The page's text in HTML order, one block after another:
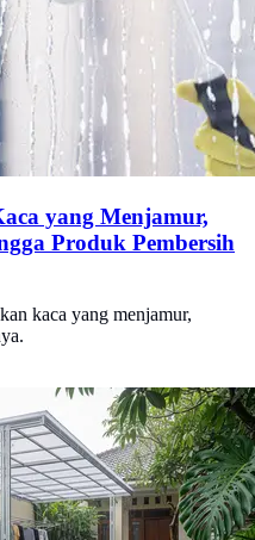
yang Menjamur,
Produk Pembersih
kaca yang menjamur,